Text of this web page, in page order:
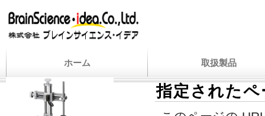
ホーム 取扱製品
指定された